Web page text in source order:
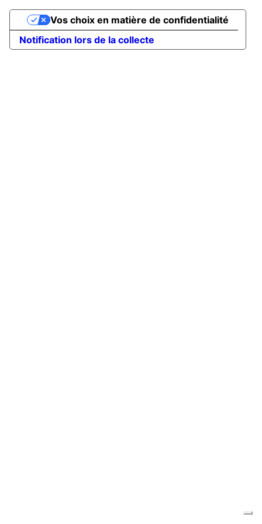
Notification lors de la collecte
Vos choix en matière de confidentialité